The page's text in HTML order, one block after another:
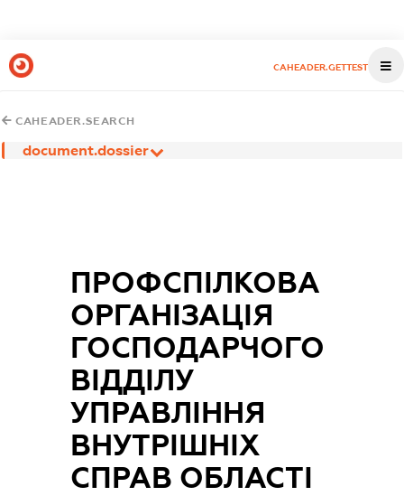
CAHEADER.GETTEST
CAHEADER.SEARCH
document.dossier
ПРОФСПІЛКОВА
ОРГАНІЗАЦІЯ
ГОСПОДАРЧОГО
ВІДДІЛУ
УПРАВЛІННЯ
ВНУТРІШНІХ
СПРАВ ОБЛАСТІ